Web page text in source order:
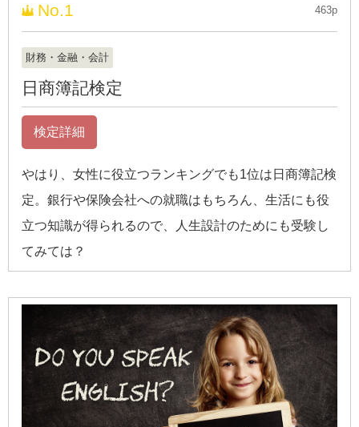
No.1 463p
財務・金融・会計
日商簿記検定
検定詳細
やはり、女性に役立つランキングでも1位は日商簿記検
定。銀行や保険会社への就職はもちろん、生活にも役
立つ知識が得られるので、人生設計のためにも受験し
てみては？